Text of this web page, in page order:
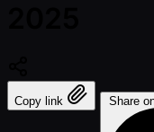
Copy link Share